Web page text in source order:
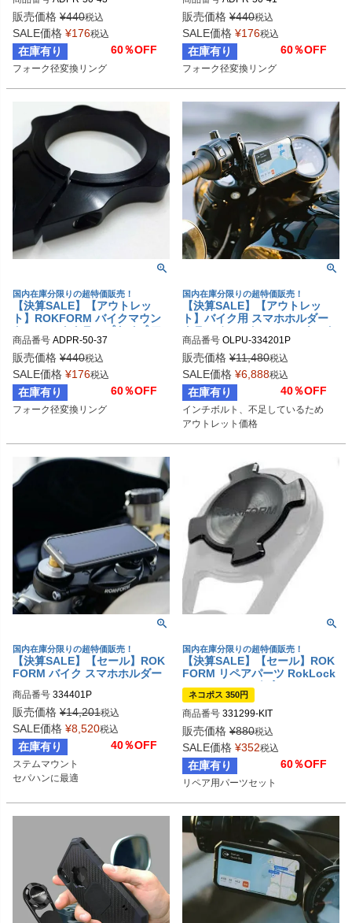
ダプターリング 43ミリ変換
販売価格 ¥440税込
SALE価格 ¥176税込
在庫有り 60％OFF
フォーク径変換リング
ダプターリング 41ミリ変換
販売価格 ¥440税込
SALE価格 ¥176税込
在庫有り 60％OFF
フォーク径変換リング
国内在庫分限りの超特価販売！
【決算SALE】【アウトレッ
ト】ROKFORM バイクマウン
ト フォーククランプタイプ ア
ダプターリング 37ミリ変換
商品番号 ADPR-50-37
販売価格 ¥440税込
SALE価格 ¥176税込
在庫有り 60％OFF
フォーク径変換リング
国内在庫分限りの超特価販売！
【決算SALE】【アウトレッ
ト】バイク用 スマホホルダー
クラッチコントロールマウント
ブラック ロックフォーム
商品番号 OLPU-334201P
販売価格 ¥11,480税込
SALE価格 ¥6,888税込
在庫有り 40％OFF
インチボルト、不足しているため
アウトレット価格
国内在庫分限りの超特価販売！
【決算SALE】【セール】ROK
FORM バイク スマホホルダー
商品番号 334401P
販売価格 ¥14,201税込
SALE価格 ¥8,520税込
在庫有り 40％OFF
ステムマウント
セパハンに最適
国内在庫分限りの超特価販売！
【決算SALE】【セール】ROK
FORM リペアパーツ RokLock
リペアキット(3個入)
ネコポス 350円
商品番号 331299-KIT
販売価格 ¥880税込
SALE価格 ¥352税込
在庫有り 60％OFF
リペア用パーツセット